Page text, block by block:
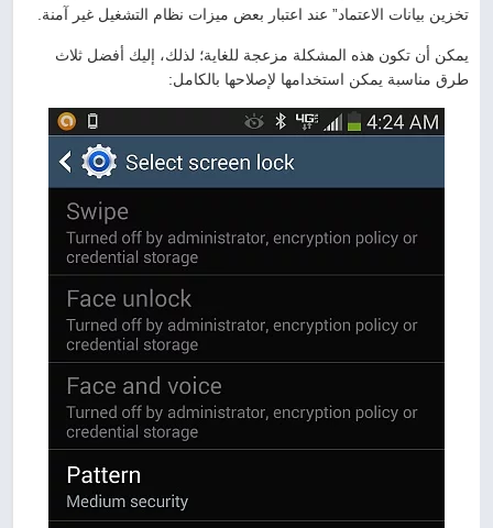
تخزين بيانات الاعتماد” عند اعتبار بعض ميزات نظام التشغيل غير آمنة.
يمكن أن تكون هذه المشكلة مزعجة للغاية؛ لذلك، إليك أفضل ثلاث
طرق مناسبة يمكن استخدامها لإصلاحها بالكامل: